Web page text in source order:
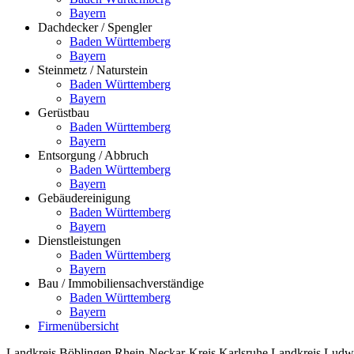
Bayern
Dachdecker / Spengler
Baden Württemberg
Bayern
Steinmetz / Naturstein
Baden Württemberg
Bayern
Gerüstbau
Baden Württemberg
Bayern
Entsorgung / Abbruch
Baden Württemberg
Bayern
Gebäudereinigung
Baden Württemberg
Bayern
Dienstleistungen
Baden Württemberg
Bayern
Bau / Immobiliensachverständige
Baden Württemberg
Bayern
Firmenübersicht